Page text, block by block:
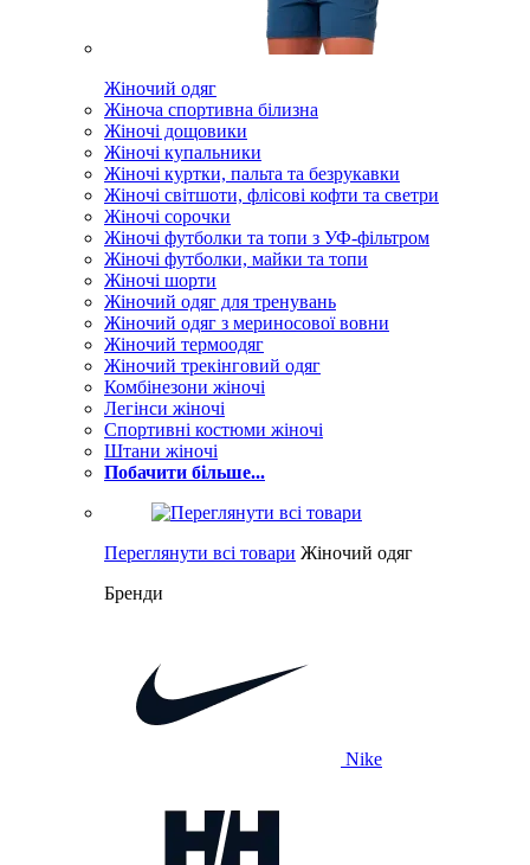
Жіночий одяг
Жіноча спортивна білизна
Жіночі дощовики
Жіночі купальники
Жіночі куртки, пальта та безрукавки
Жіночі світшоти, флісові кофти та светри
Жіночі сорочки
Жіночі футболки та топи з УФ-фільтром
Жіночі футболки, майки та топи
Жіночі шорти
Жіночий одяг для тренувань
Жіночий одяг з мериносової вовни
Жіночий термоодяг
Жіночий трекінговий одяг
Комбінезони жіночі
Легінси жіночі
Спортивні костюми жіночі
Штани жіночі
Побачити більше...
Переглянути всі товари Жіночий одяг
Бренди
Nike